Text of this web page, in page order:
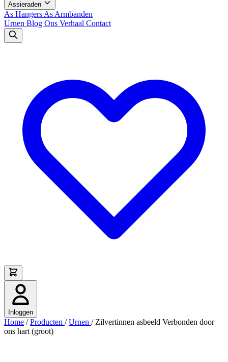
Assieraden
As Hangers As Armbanden
Urnen Blog Ons Verhaal Contact
Inloggen
Home / Producten / Urnen / Zilvertinnen asbeeld Verbonden door
ons hart (groot)